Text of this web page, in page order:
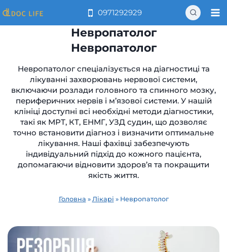
до
вмісту
0971292929
Невропатолог
Невропатолог
Невропатолог спеціалізується на діагностиці та
лікуванні захворювань нервової системи,
включаючи розлади головного та спинного мозку,
периферичних нервів і м’язової системи. У нашій
клініці доступні всі необхідні методи діагностики,
такі як МРТ, КТ, ЕНМГ, УЗД судин, що дозволяє
точно встановити діагноз і визначити оптимальне
лікування. Наші фахівці забезпечують
індивідуальний підхід до кожного пацієнта,
допомагаючи відновити здоров’я та покращити
якість життя.
Головна » Лікарі » Невропатолог